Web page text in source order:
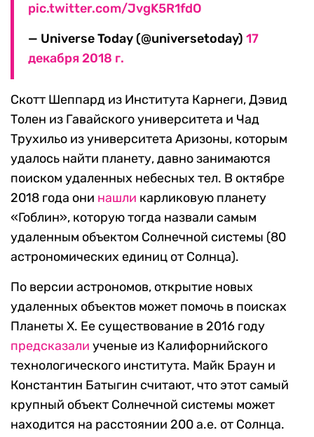
pic.twitter.com/JvgK5R1fdO
— Universe Today (@universetoday) 17
декабря 2018 г.
Скотт Шеппард из Института Карнеги, Дэвид
Толен из Гавайского университета и Чад
Трухильо из университета Аризоны, которым
удалось найти планету, давно занимаются
поиском удаленных небесных тел. В октябре
2018 года они нашли карликовую планету
«Гоблин», которую тогда назвали самым
удаленным объектом Солнечной системы (80
астрономических единиц от Солнца).
По версии астрономов, открытие новых
удаленных объектов может помочь в поисках
Планеты X. Ее существование в 2016 году
предсказали ученые из Калифорнийского
технологического института. Майк Браун и
Константин Батыгин считают, что этот самый
крупный объект Солнечной системы может
находится на расстоянии 200 а.е. от Солнца.